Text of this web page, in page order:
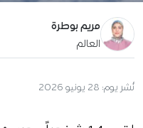
مريم بوطرة
العالم
نُشر يوم: 28 يونيو 2026